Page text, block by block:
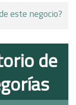
este negocio?
de